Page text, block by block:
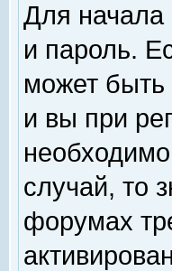
Для начала
и пароль.
может быть
и вы при
случай, то
форумах